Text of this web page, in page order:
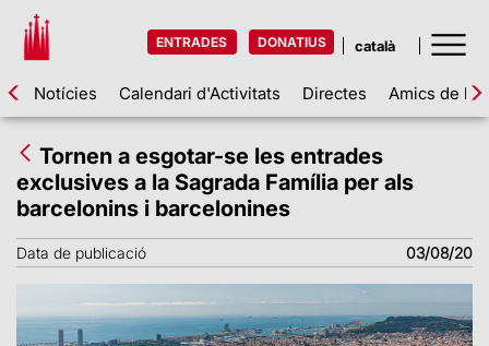
ENTRADES DONATIUS
Notícies Calendari d'Activitats Directes Amics de la
Tornen a esgotar-se les entrades
exclusives a la Sagrada Família per als
barcelonins i barcelonines
Data de publicació 03/08/20